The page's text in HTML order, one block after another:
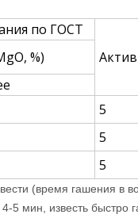
по ГОСТ
%)
5
5
5
(время гашения в
5 мин, известь быстро